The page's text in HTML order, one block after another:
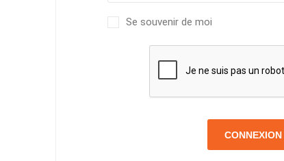
Se souvenir de moi
CONNEXION